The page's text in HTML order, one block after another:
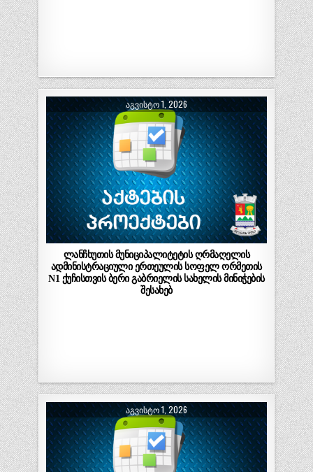
ᲐᲒᲕᲘᲡᲢᲝ 1, 2026
ლანჩხუთის მუნიციპალიტეტის ღრმაღელის
ადმინისტრაციული ერთეულის სოფელ ორმეთის
N1 ქუჩისთვის ბერი გაბრიელის სახელის მინიჭების
შესახებ
ᲐᲒᲕᲘᲡᲢᲝ 1, 2026